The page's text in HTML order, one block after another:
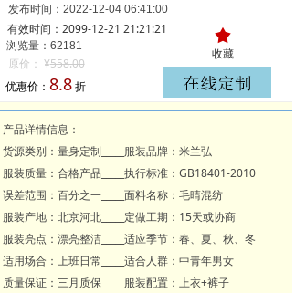
优惠价： 8.8折
发布时间： 2022-12-04 06:41:00
浏览量：62181
原价： ¥558.00
有效时间：2099-12-21 21:21:21 끄
收藏
产品详情信息：
货源类别：量身定制_____服装品牌：米兰弘
服装质量：合格产品_____执行标准：GB18401-2010
误差范围：百分之一_____面料名称：毛晴混纺
服装产地：北京河北_____定做工期：15天或协商
服装亮点：漂亮整洁_____适应季节：春、夏、秋、冬
适用场合：上班日常_____适合人群：中青年男女
质量保证：三月质保_____服装配置：上衣+裤子